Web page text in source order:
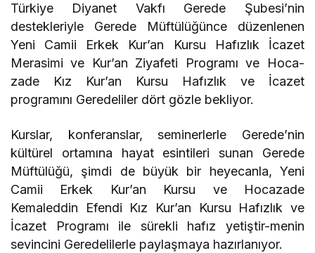
Türkiye Diyanet Vakfı Gerede Şubesi’nin
destekleriyle Gerede Müftülüğünce düzenlenen
Yeni Camii Erkek Kur’an Kursu Hafızlık İcazet
Merasimi ve Kur’an Ziyafeti Programı ve Hoca-
zade Kız Kur’an Kursu Hafızlık ve İcazet
programını Geredeliler dört gözle bekliyor.
Kurslar, konferanslar, seminerlerle Gerede’nin
kültürel ortamına hayat esintileri sunan Gerede
Müftülüğü, şimdi de büyük bir heyecanla, Yeni
Camii Erkek Kur’an Kursu ve Hocazade
Kemaleddin Efendi Kız Kur’an Kursu Hafızlık ve
İcazet Programı ile sürekli hafız yetiştir-menin
sevincini Geredelilerle paylaşmaya hazırlanıyor.